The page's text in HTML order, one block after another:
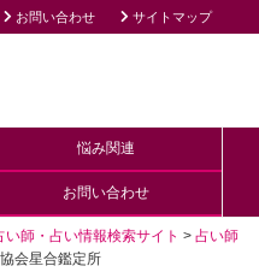
お問い合わせ サイトマップ
悩み関連
お問い合わせ
師・占い情報検索サイト > 占い師
会星合鑑定所